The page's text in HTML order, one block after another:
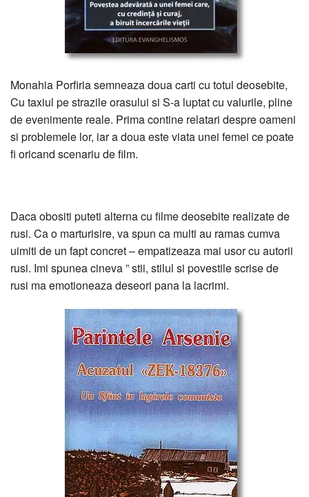
Monahia Porfiria semneaza doua carti cu totul deosebite,
Cu taxiul pe strazile orasului si S-a luptat cu valurile, pline
de evenimente reale. Prima contine relatari despre oameni
si problemele lor, iar a doua este viata unei femei ce poate
fi oricand scenariu de film.
Daca obositi puteti alterna cu filme deosebite realizate de
rusi. Ca o marturisire, va spun ca multi au ramas cumva
uimiti de un fapt concret – empatizeaza mai usor cu autorii
rusi. Imi spunea cineva ” stii, stilul si povestile scrise de
rusi ma emotioneaza deseori pana la lacrimi.